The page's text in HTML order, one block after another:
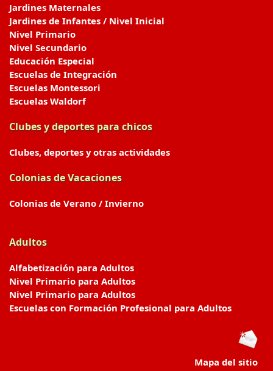
Jardines Maternales
Jardines de Infantes / Nivel Inicial
Nivel Primario
Nivel Secundario
Educación Especial
Escuelas de Integración
Escuelas Montessori
Escuelas Waldorf
Clubes y deportes para chicos
Clubes, deportes y otras actividades
Colonias de Vacaciones
Colonias de Verano / Invierno
Adultos
Alfabetización para Adultos
Nivel Primario para Adultos
Nivel Primario para Adultos
Escuelas con Formación Profesional para Adultos
Mapa del sitio